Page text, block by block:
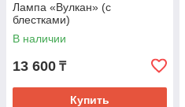
Лампа «Вулкан» (с
блестками)
В наличии
13 600 ₸
Купить